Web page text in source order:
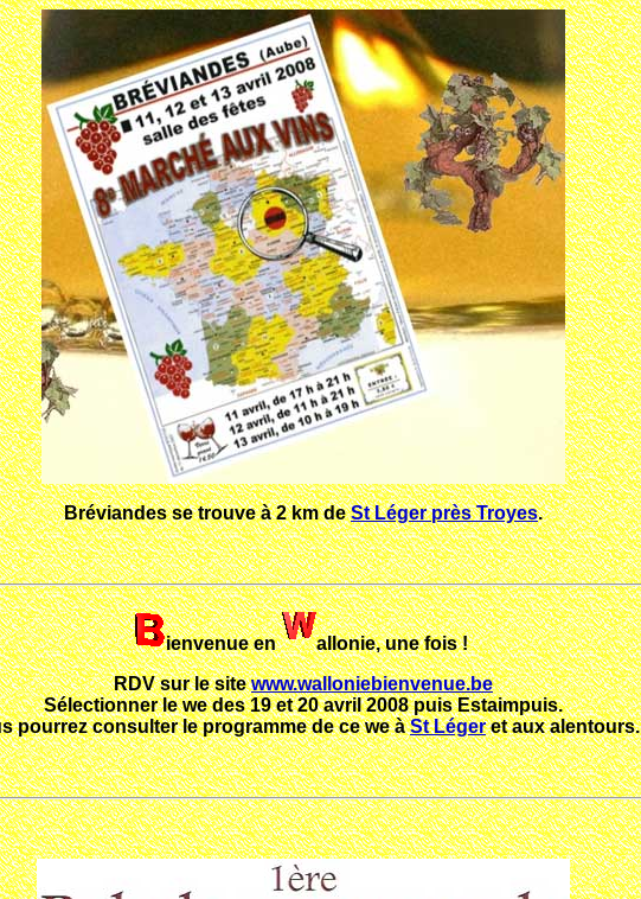
Bréviandes se trouve à 2 km deSt Léger près Troyes.
ienvenue en
allonie, une fois !
RDV sur le sitewww.walloniebienvenue.be
Sélectionner le we des 19 et 20 avril 2008 puis Estaimpuis.
pourrez consulter le programme de ce we àSt Légeret aux alentours.